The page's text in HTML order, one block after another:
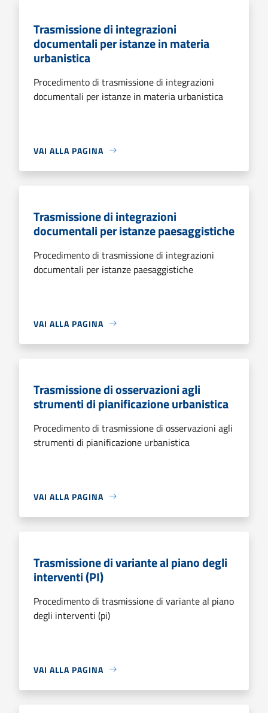
Trasmissione di integrazioni
documentali per istanze in materia
urbanistica
Procedimento di trasmissione di integrazioni
documentali per istanze in materia urbanistica
VAI ALLA PAGINA
Trasmissione di integrazioni
documentali per istanze paesaggistiche
Procedimento di trasmissione di integrazioni
documentali per istanze paesaggistiche
VAI ALLA PAGINA
Trasmissione di osservazioni agli
strumenti di pianificazione urbanistica
Procedimento di trasmissione di osservazioni agli
strumenti di pianificazione urbanistica
VAI ALLA PAGINA
Trasmissione di variante al piano degli
interventi (PI)
Procedimento di trasmissione di variante al piano
degli interventi (pi)
VAI ALLA PAGINA